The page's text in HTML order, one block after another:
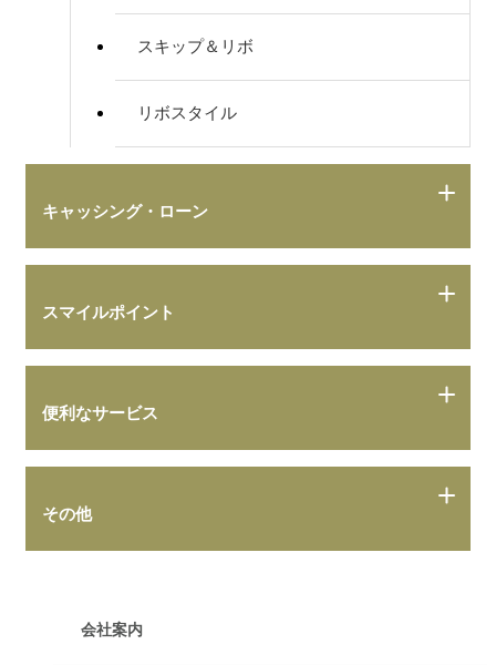
スキップ＆リボ
リボスタイル
キャッシング・ローン
スマイルポイント
便利なサービス
その他
会社案内